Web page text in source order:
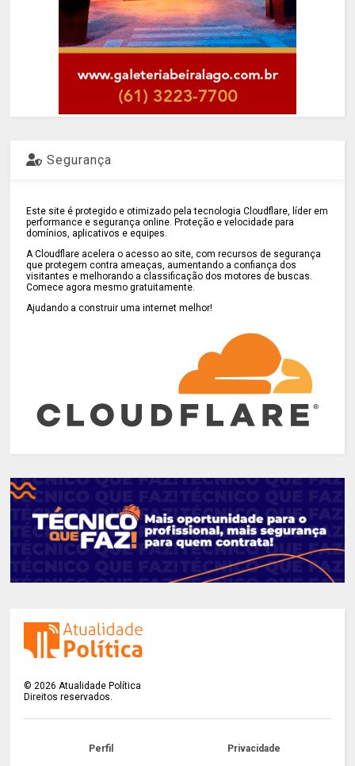
Segurança
Este site é protegido e otimizado pela tecnologia Cloudflare, líder em
performance e segurança online. Proteção e velocidade para
domínios, aplicativos e equipes.
A Cloudflare acelera o acesso ao site, com recursos de segurança
que protegem contra ameaças, aumentando a confiança dos
visitantes e melhorando a classificação dos motores de buscas.
Comece agora mesmo gratuitamente.
Ajudando a construir uma internet melhor!
©2026 Atualidade Política
Direitos reservados.
Perfil Privacidade